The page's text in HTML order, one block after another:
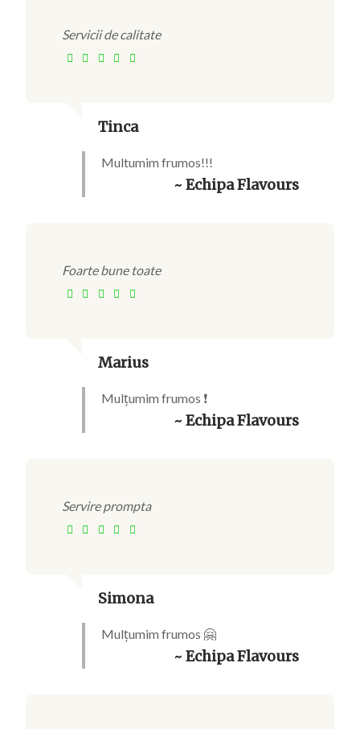
Servicii de calitate
Tinca
Multumim frumos!!!
~ Echipa Flavours
Foarte bune toate
Marius
Mulțumim frumos ❗
~ Echipa Flavours
Servire prompta
Simona
Mulțumim frumos 🤗
~ Echipa Flavours